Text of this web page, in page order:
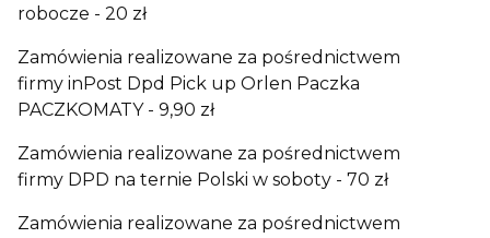
robocze - 20 zł
Zamówienia realizowane za pośrednictwem
firmy inPost Dpd Pick up Orlen Paczka
PACZKOMATY - 9,90 zł
Zamówienia realizowane za pośrednictwem
firmy DPD na ternie Polski w soboty - 70 zł
Zamówienia realizowane za pośrednictwem